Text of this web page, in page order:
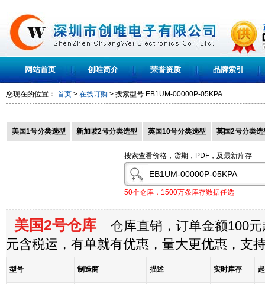
网站首页 创唯简介 荣誉资质 品牌索引
您现在的位置： 首页 > 在线订购 > 搜索型号 EB1UM-00000P-05KPA
美国1号分类选型 新加坡2号分类选型 英国10号分类选型 英国2号分类选
搜索查看价格，货期，PDF，及最新库存
50个仓库，1500万条库存数据任选
美国2号仓库 仓库直销，订单金额100元
元含税运，有单就有优惠，量大更优惠，支
型号 制造商 描述 实时库存